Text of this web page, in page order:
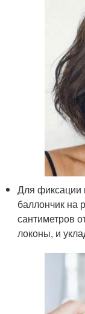
Для фиксации
баллончик на
сантиметров
локоны, и